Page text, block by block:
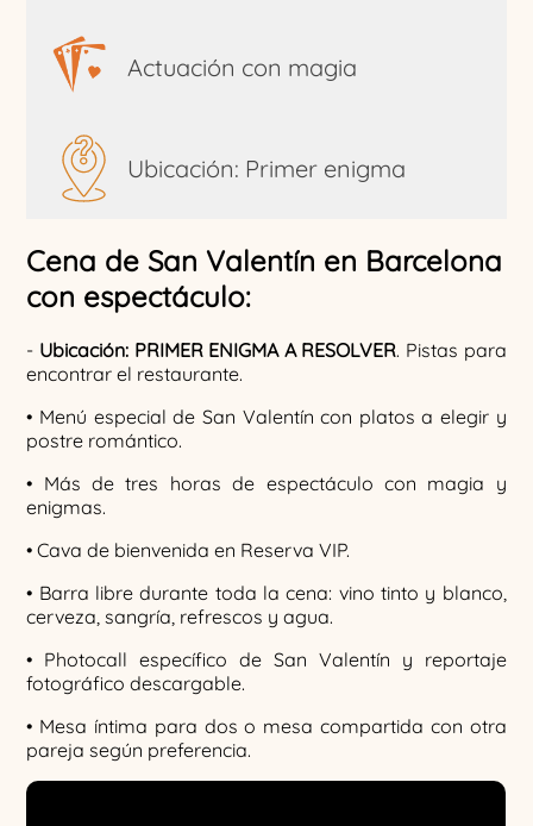
Actuación con magia
Ubicación: Primer enigma
Cena de San Valentín en Barcelona
con espectáculo:
- Ubicación: PRIMER ENIGMA A RESOLVER. Pistas para
encontrar el restaurante.
• Menú especial de San Valentín con platos a elegir y
postre romántico.
• Más de tres horas de espectáculo con magia y
enigmas.
• Cava de bienvenida en Reserva VIP.
• Barra libre durante toda la cena: vino tinto y blanco,
cerveza, sangría, refrescos y agua.
• Photocall específico de San Valentín y reportaje
fotográfico descargable.
• Mesa íntima para dos o mesa compartida con otra
pareja según preferencia.